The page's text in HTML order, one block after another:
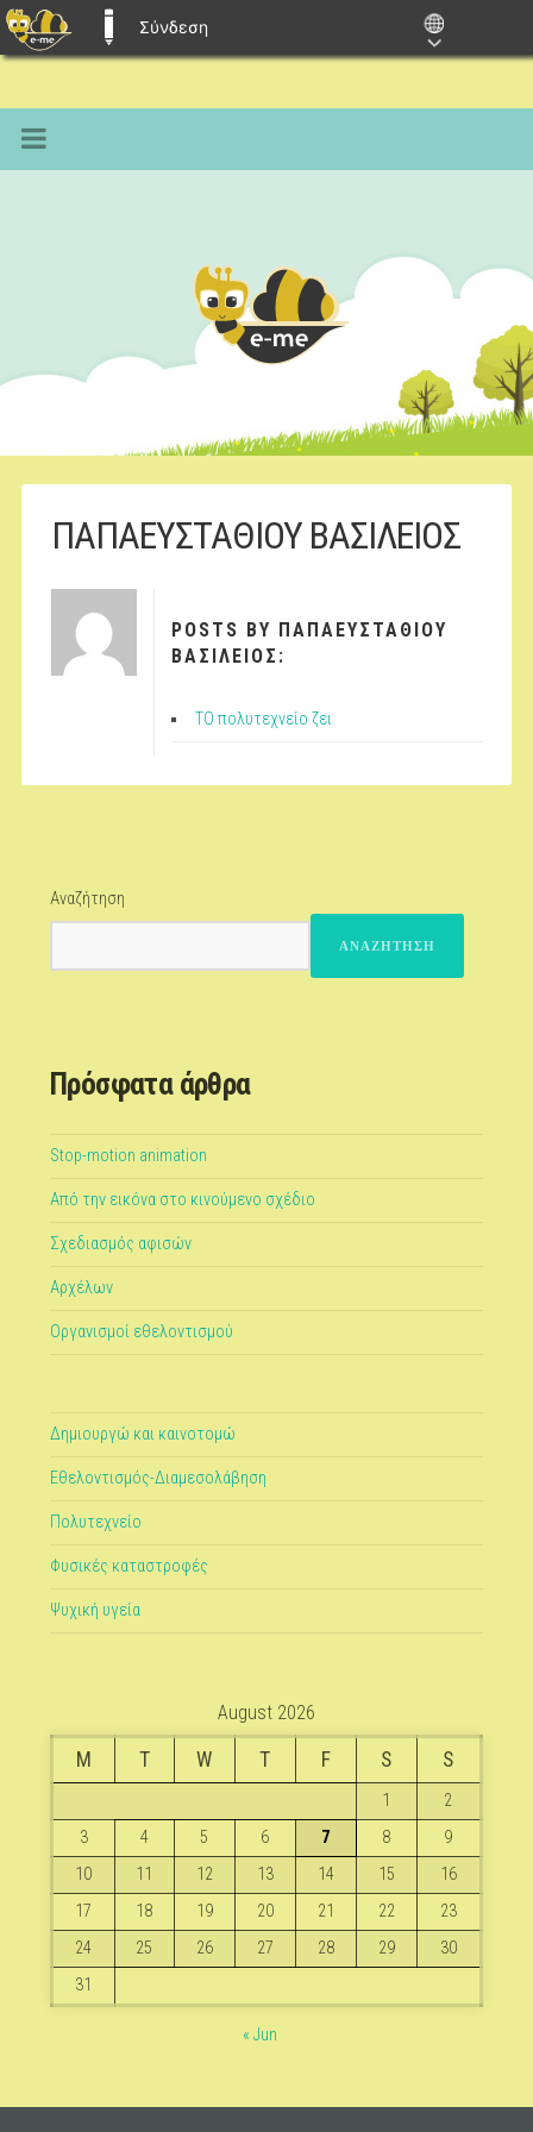
E-ME BLOGS
Σύνδεση
ΠΑΠΑΕΥΣΤΑΘΙΟΥ ΒΑΣΙΛΕΙΟΣ
POSTS BY ΠΑΠΑΕΥΣΤΑΘΙΟΥ
ΒΑΣΙΛΕΙΟΣ:
ΤΟ πολυτεχνείο ζει
Αναζήτηση
ΑΝΑΖΉΤΗΣΗ
Πρόσφατα άρθρα
Stop-motion animation
Από την εικόνα στο κινούμενο σχέδιο
Σχεδιασμός αφισών
Αρχέλων
Οργανισμοί εθελοντισμού
Δημιουργώ και καινοτομώ
Εθελοντισμός-Διαμεσολάβηση
Πολυτεχνείο
Φυσικές καταστροφές
Ψυχική υγεία
August 2026
M T W T F S S
1
2
3
4 5 6 7 8
9
10
11 12 13 14 15
16
17
18 19 20 21 22
23
24
25 26 27 28 29
30
31
« Jun